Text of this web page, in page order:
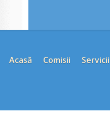
Acasă Comisii Servicii